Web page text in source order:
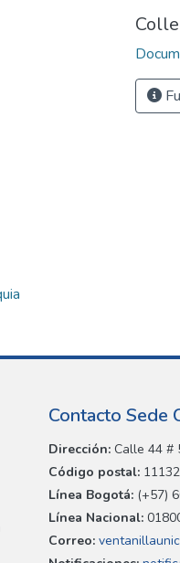
Contacto Sede
Dirección: Calle 44 #
Código postal:
Línea Bogotá: (+57)
Línea Nacional:
Correo: